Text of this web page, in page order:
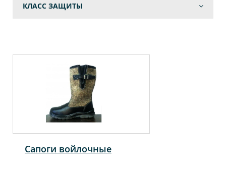
КЛАСС ЗАЩИТЫ
Сапоги войлочные